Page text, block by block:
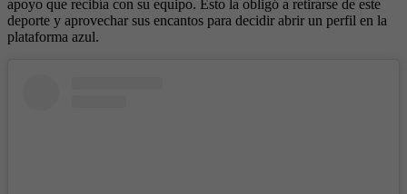
apoyo que recibía con su equipo. Esto la obligó a retirarse de este
deporte y aprovechar sus encantos para decidir abrir un perfil en la
plataforma azul.